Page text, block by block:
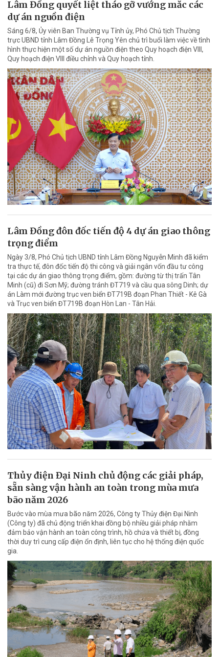
Lâm Đồng quyết liệt tháo gỡ vướng mắc các
dự án nguồn điện
Sáng 6/8, Ủy viên Ban Thường vụ Tỉnh ủy, Phó Chủ tịch Thường
trực UBND tỉnh Lâm Đồng Lê Trọng Yên chủ trì buổi làm việc về tình
hình thực hiện một số dự án nguồn điện theo Quy hoạch điện VIII,
Quy hoạch điện VIII điều chỉnh và Quy hoạch tỉnh.
Lâm Đồng đôn đốc tiến độ 4 dự án giao thông
trọng điểm
Ngày 3/8, Phó Chủ tịch UBND tỉnh Lâm Đồng Nguyễn Minh đã kiểm
tra thực tế, đôn đốc tiến độ thi công và giải ngân vốn đầu tư công
tại các dự án giao thông trọng điểm, gồm: đường từ thị trấn Tân
Minh (cũ) đi Sơn Mỹ; đường tránh ĐT719 và cầu qua sông Dinh; dự
án Làm mới đường trục ven biển ĐT719B đoạn Phan Thiết - Kê Gà
và Trục ven biển ĐT719B đoạn Hòn Lan - Tân Hải.
Thủy điện Đại Ninh chủ động các giải pháp,
sẵn sàng vận hành an toàn trong mùa mưa
bão năm 2026
Bước vào mùa mưa bão năm 2026, Công ty Thủy điện Đại Ninh
(Công ty) đã chủ động triển khai đồng bộ nhiều giải pháp nhằm
đảm bảo vận hành an toàn công trình, hồ chứa và thiết bị, đồng
thời duy trì cung cấp điện ổn định, liên tục cho hệ thống điện quốc
gia.